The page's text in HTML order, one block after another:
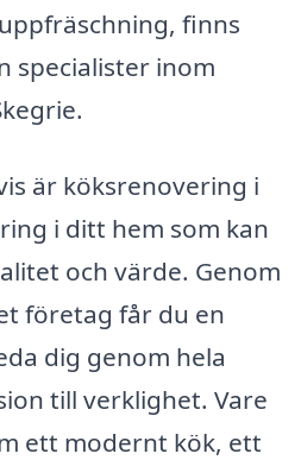
finns
specialister inom
är köksrenovering i
i ditt hem som kan
och värde. Genom
företag får du en
dig genom hela
till verklighet. Vare
ett modernt kök, ett